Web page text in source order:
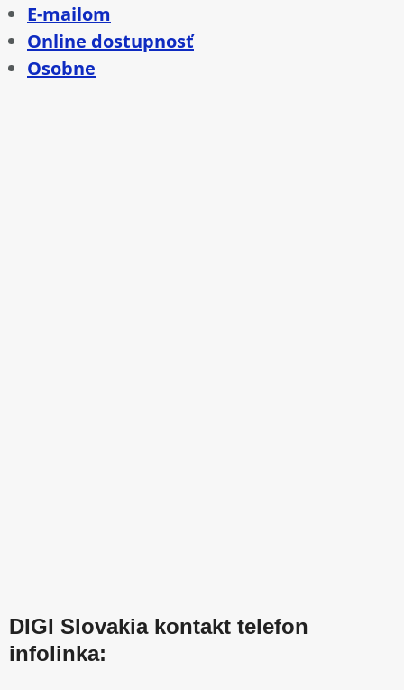
E-mailom
Online dostupnosť
Osobne
DIGI Slovakia kontakt telefon
infolinka: